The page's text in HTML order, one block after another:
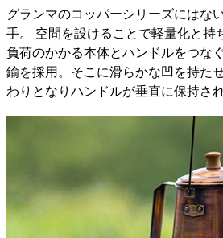
グランマのコッパーシリーズにはな
手。 空間を設けることで軽量化と持
負荷のかかる本体とハンドルをつな
鍮を採用。そこに滑らかな凹を持た
わりとなりハンドルが垂直に保持され